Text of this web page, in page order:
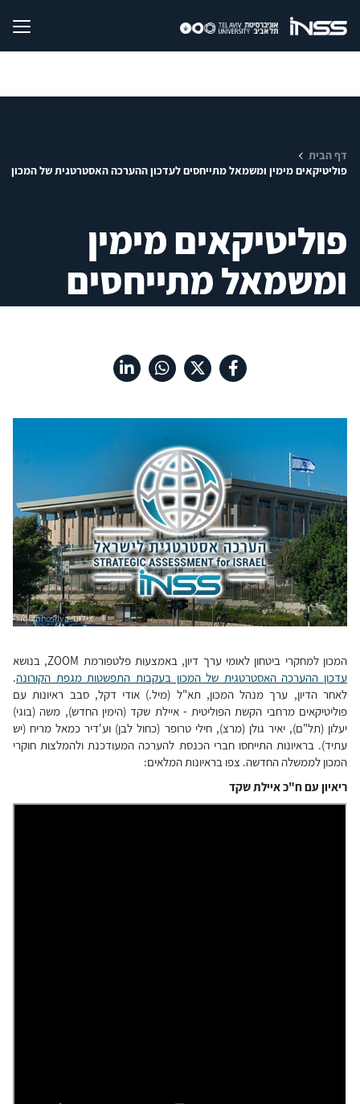
דף הבית
פוליטיקאים מימין ומשמאל מתייחסים לעדכון ההערכה האסטרטגית של המכון
פוליטיקאים מימין
ומשמאל מתייחסים
לעדכון ההערכה
האסטרטגית של המכון
המכון למחקרי ביטחון לאומי ערך דיון, באמצעות פלטפורמת ZOOM, בנושא
עדכון ההערכה האסטרטגית של המכון בעקבות התפשטות מגפת הקורונה.
לאחר הדיון, ערך מנהל המכון, תא"ל (מיל.) אודי דקל, סבב ראיונות עם
פוליטיקאים מרחבי הקשת הפוליטית - איילת שקד (הימין החדש), משה (בוגי)
יעלון (תל"ם), יאיר גולן (מרצ), חילי טרופר (כחול לבן) וע'דיר כמאל מריח (יש
עתיד). בראיונות התייחסו חברי הכנסת להערכה המעודכנת ולהמלצות חוקרי
המכון לממשלה החדשה. צפו בראיונות המלאים:
ריאיון עם ח"כ איילת שקד